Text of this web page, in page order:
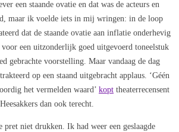
een staande ovatie en dat was de acteurs en
maar ik voelde iets in mij wringen: in de loop
dat de staande ovatie aan inflatie onderhevig
een uitzonderlijk goed uitgevoerd toneelstuk
gebrachte voorstelling. Maar vandaag de dag
op een staand uitgebracht applaus. ‘Géén
het vermelden waard’ kopt theaterrecensent
dan ook terecht.
pret niet drukken. Ik had weer een geslaagde